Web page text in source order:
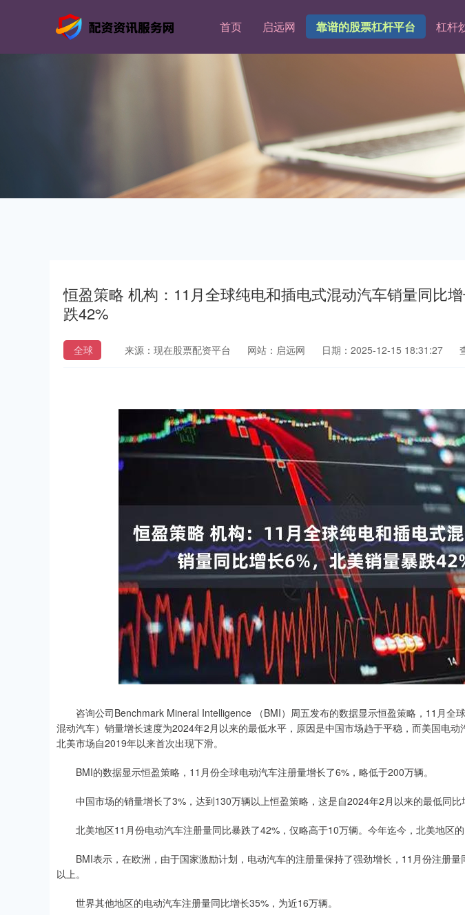
首页 启远网 靠谱的股票杠杆平台 杠杆
恒盈策略 机构：11月全球纯电和插电式混动汽车销量同比
跌42%
全球 来源：现在股票配资平台 网站：启远网 日期：2025-12-15 18:31:27
咨询公司Benchmark Mineral Intelligence （BMI）周五发布的数据显示恒盈策略，11月全
混动汽车）销量增长速度为2024年2月以来的最低水平，原因是中国市场趋于平稳，而美国电动
北美市场自2019年以来首次出现下滑。
BMI的数据显示恒盈策略，11月份全球电动汽车注册量增长了6%，略低于200万辆。
中国市场的销量增长了3%，达到130万辆以上恒盈策略，这是自2024年2月以来的最低同比
北美地区11月份电动汽车注册量同比暴跌了42%，仅略高于10万辆。今年迄今，北美地区的
BMI表示，在欧洲，由于国家激励计划，电动汽车的注册量保持了强劲增长，11月份注册量
以上。
世界其他地区的电动汽车注册量同比增长35%，为近16万辆。
深证成指 14311.01 200.89 1.42% 沪深300